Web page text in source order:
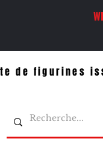
de figurines